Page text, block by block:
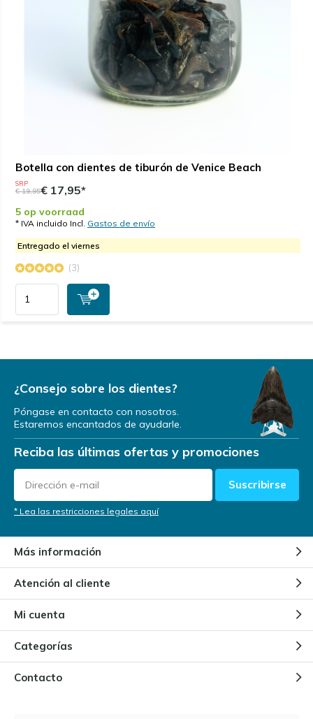
Botella con dientes de tiburón de Venice Beach
SRP
€ 19,95€ 17,95*
5 op voorraad
* IVA incluido Incl. Gastos de envío
Entregado el viernes
(3)
¿Consejo sobre los dientes?
Póngase en contacto con nosotros.
Estaremos encantados de ayudarle.
Reciba las últimas ofertas y promociones
Suscribirse
* Lea las restricciones legales aquí
Más información
Atención al cliente
Mi cuenta
Categorías
Contacto